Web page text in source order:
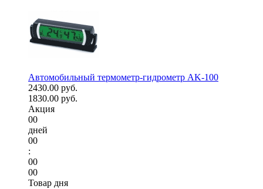
Автомобильный термометр-гидрометр AK-100
2430.00 руб.
1830.00 руб.
Акция
00
дней
00
:
00
00
Товар дня